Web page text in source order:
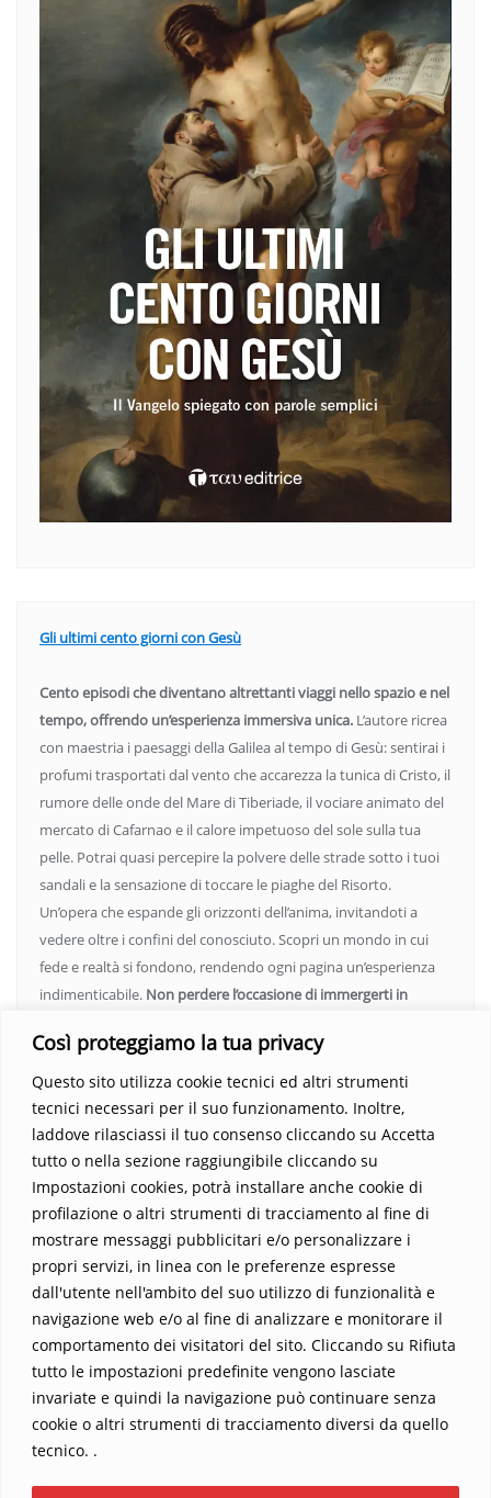
Così proteggiamo la tua privacy
Questo sito utilizza cookie tecnici ed altri strumenti
tecnici necessari per il suo funzionamento. Inoltre,
laddove rilasciassi il tuo consenso cliccando su Accetta
tutto o nella sezione raggiungibile cliccando su
Impostazioni cookies, potrà installare anche cookie di
profilazione o altri strumenti di tracciamento al fine di
mostrare messaggi pubblicitari e/o personalizzare i
propri servizi, in linea con le preferenze espresse
dall'utente nell'ambito del suo utilizzo di funzionalità e
navigazione web e/o al fine di analizzare e monitorare il
comportamento dei visitatori del sito. Cliccando su Rifiuta
tutto le impostazioni predefinite vengono lasciate
invariate e quindi la navigazione può continuare senza
cookie o altri strumenti di tracciamento diversi da quello
tecnico. .
Gli ultimi cento giorni con Gesù
Cento episodi che diventano altrettanti viaggi nello spazio e nel
tempo, offrendo un’esperienza immersiva unica. L’autore ricrea
con maestria i paesaggi della Galilea al tempo di Gesù: sentirai i
profumi trasportati dal vento che accarezza la tunica di Cristo, il
rumore delle onde del Mare di Tiberiade, il vociare animato del
mercato di Cafarnao e il calore impetuoso del sole sulla tua
pelle. Potrai quasi percepire la polvere delle strade sotto i tuoi
sandali e la sensazione di toccare le piaghe del Risorto.
Un’opera che espande gli orizzonti dell’anima, invitandoti a
vedere oltre i confini del conosciuto. Scopri un mondo in cui
fede e realtà si fondono, rendendo ogni pagina un’esperienza
indimenticabile. Non perdere l’occasione di immergerti in
Parola trasformi la tua vita.
Home Contatti
Sostieni La Buona Parola – dona 5 €, 10 €, 25 €… il tuo contributo
conta
Chi sono? Alessandro Ginotta, scrittore
I viaggi dell’anima
Catechesi
Copyright ©2026 La buona Parola . All rights reserved.